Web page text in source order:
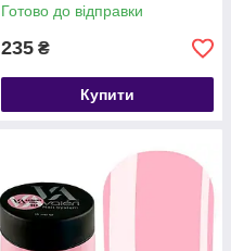
Готово до відправки
235 ₴
Купити